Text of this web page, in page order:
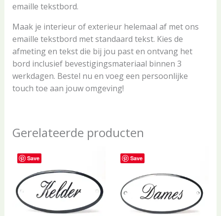
emaille tekstbord.
Maak je interieur of exterieur helemaal af met ons
emaille tekstbord met standaard tekst. Kies de
afmeting en tekst die bij jou past en ontvang het
bord inclusief bevestigingsmateriaal binnen 3
werkdagen. Bestel nu en voeg een persoonlijke
touch toe aan jouw omgeving!
Gerelateerde producten
Save Save